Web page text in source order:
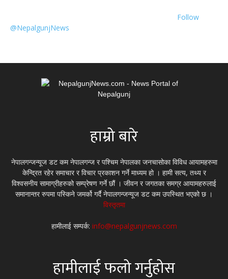
Follow
@NepalgunjNews
हाम्रो बारे
नेपालगन्जन्यूज डट कम नेपालगन्ज र पश्चिम नेपालका जनचासोका विविध आयामहरुमा
केन्द्रित रहेर समाचार र विचार प्रकाशन गर्ने माध्यम हो । हामी सत्य, तथ्य र
विश्वसनीय सामाग्रीहरुको सम्प्रेषण गर्ने छौं । जीवन र जगतका समग्र आयामहरुलाई
समानान्तर रुपमा पस्किने जमर्को गर्दै नेपालगन्जन्यूज डट कम उपस्थित भएको छ ।
विस्तृतमा
हामीलाई सम्पर्क: info@nepalgunjnews.com
हामीलाई फलो गर्नुहोस